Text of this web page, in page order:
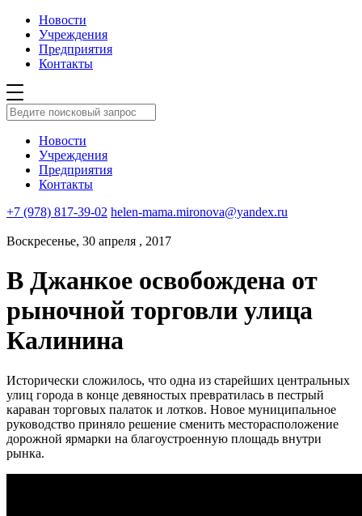
Новости
Учреждения
Предприятия
Контакты
Новости
Учреждения
Предприятия
Контакты
+7 (978) 817-39-02 helen-mama.mironova@yandex.ru
Воскресенье, 30 апреля , 2017
В Джанкое освобождена от
рыночной торговли улица
Калинина
Исторически сложилось, что одна из старейших центральных
улиц города в конце девяностых превратилась в пестрый
караван торговых палаток и лотков. Новое муниципальное
руководство приняло решение сменить месторасположение
дорожной ярмарки на благоустроенную площадь внутри
рынка.